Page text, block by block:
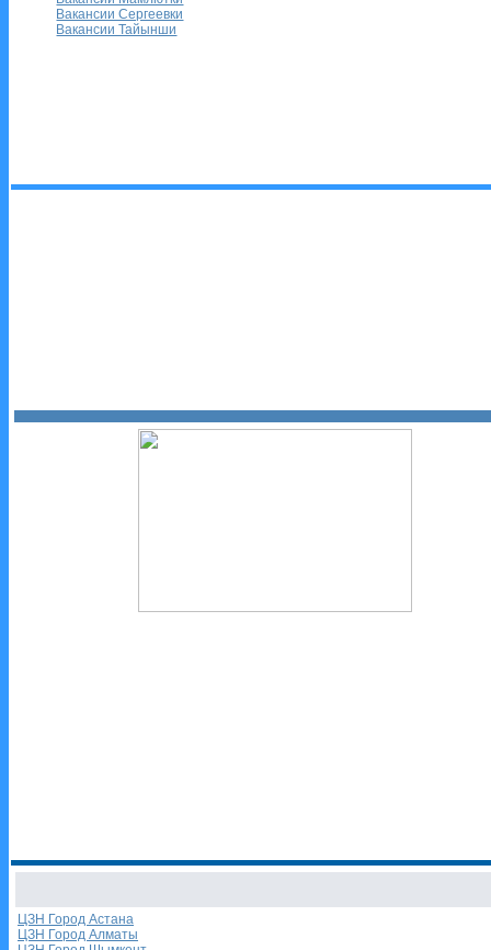
Вакансии Сергеевки
Вакансии Тайынши
ЦЗН Город Астана
ЦЗН Город Алматы